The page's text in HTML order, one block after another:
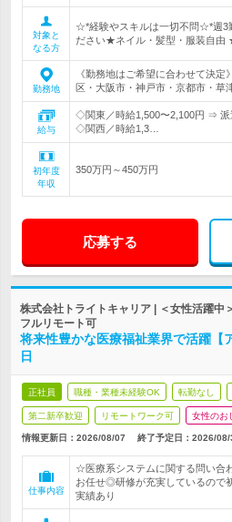
対象と
なる方
☆*経験やスキルは一切不問☆*週3
ださい★ネイル・髪型・服装自由
勤務地
《勤務地はご希望に合わせて決
区・大阪市・神戸市・京都市・草
給与
◇関東／時給1,500〜2,100円 ⇒ 派
◇関西／時給1,3…
初年度
年収
350万円～450万円
応募する
株式会社トライトキャリア | ＜女性活躍中
フルリモート可
将来性豊かな医療福祉業界で活躍【
日
正社員 職種・業種未経験OK 転勤なし
第二新卒歓迎 リモートワーク可 女性のお
情報更新日：2026/08/07 終了予定日：2026/08/
仕事内容
☆医療系システムに関する問い合
お任せ◎研修が充実しているので
実績あり